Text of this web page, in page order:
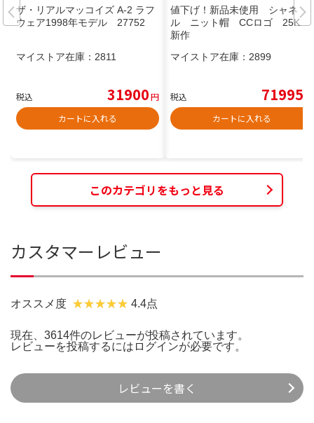
ザ・リアルマッコイズ A-2 ラフ
ウェア1998年モデル 27752
マイストア在庫： 2811
税込 31900円
カートに入れる
値下げ！新品未使用 シャネ
ル ニット帽 CCロゴ 25K 最
新作
マイストア在庫： 2899
税込 71995
カートに入れる
このカテゴリをもっと見る
カスタマーレビュー
オススメ度 4.4点
現在、3614件のレビューが投稿されています。
レビューを投稿するには ログインが必要です。
レビューを書く